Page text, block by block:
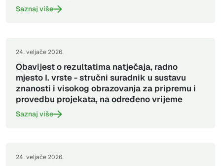
Saznaj više
24. veljače 2026.
Obavijest o rezultatima natječaja, radno
mjesto I. vrste - stručni suradnik u sustavu
znanosti i visokog obrazovanja za pripremu i
provedbu projekata, na određeno vrijeme
Saznaj više
24. veljače 2026.